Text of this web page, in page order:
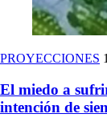
PROYECCIONES
El miedo a
intención de